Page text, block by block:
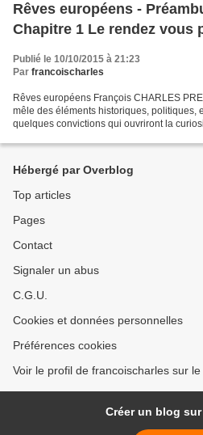
Rêves européens -
Chapitre 1 Le rendez vous
Publié le 10/10/2015 à 21:23
Par francoischarles
Rêves européens François CHARLES
mêle des éléments historiques, politiques,
quelques convictions qui ouvriront la
Hébergé par Overblog
Top articles
Pages
Contact
Signaler un abus
C.G.U.
Cookies et données personnelles
Préférences cookies
Voir le profil de francoischarles sur
Créer un blog